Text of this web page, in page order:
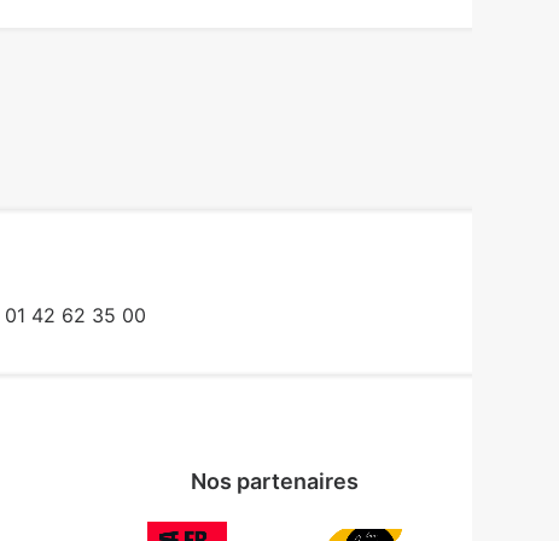
01 42 62 35 00
Nos partenaires